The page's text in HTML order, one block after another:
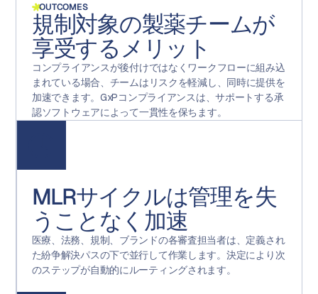
OUTCOMES
規制対象の製薬チームが
享受するメリット
コンプライアンスが後付けではなくワークフローに組み込
まれている場合、チームはリスクを軽減し、同時に提供を
加速できます。GxPコンプライアンスは、サポートする承
認ソフトウェアによって一貫性を保ちます。
MLRサイクルは管理を失
うことなく加速
医療、法務、規制、ブランドの各審査担当者は、定義され
た紛争解決パスの下で並行して作業します。決定により次
のステップが自動的にルーティングされます。